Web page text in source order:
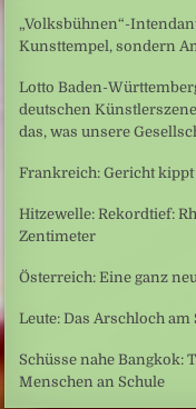
„Volksbühnen“-
Kunsttempel, sondern
Lotto Baden-
deutschen
das, was unsere
Frankreich: Gericht
Hitzewelle: Rekordtief:
Zentimeter
Österreich: Eine ganz
Leute: Das Arschloch
Schüsse nahe Bangkok:
Menschen an Schule